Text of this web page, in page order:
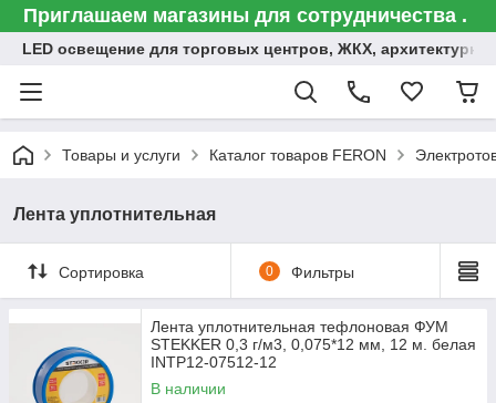
Приглашаем магазины для сотрудничества .
LED освещение для торговых центров, ЖКХ,
Товары и услуги Каталог товаров FERON
Лента уплотнительная
Сортировка 0 Фильтры
Лента уплотнительная тефлоновая ФУМ
STEKKER 0,3 г/м3, 0,075*12 мм, 12 м. белая
INTP12-07512-12
В наличии